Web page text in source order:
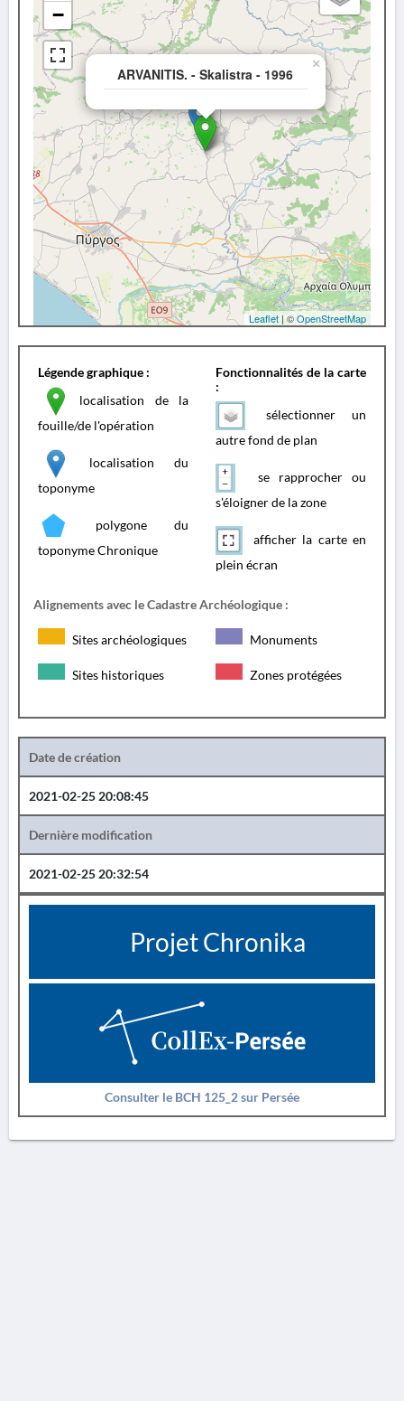
ARVANITIS. - Skalistra - 1996
×
−
Leaflet | ©OpenStreetMap
Légende graphique :
localisation de la
fouille/de l'opération
localisation du
toponyme
polygone du
toponyme Chronique
Fonctionnalités de la carte
:
sélectionner un
autre fond de plan
se rapprocher ou
s'éloigner de la zone
afficher la carte en
plein écran
Alignements avec le Cadastre Archéologique :
Sites archéologiques Monuments
Sites historiques Zones protégées
Date de création
2021-02-25 20:08:45
Dernière modification
2021-02-25 20:32:54
Projet Chronika
Consulter le BCH 125_2 sur Persée